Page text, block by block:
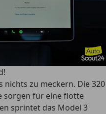
zu meckern. Die 320
sorgen für eine flotte
sprintet das Model 3